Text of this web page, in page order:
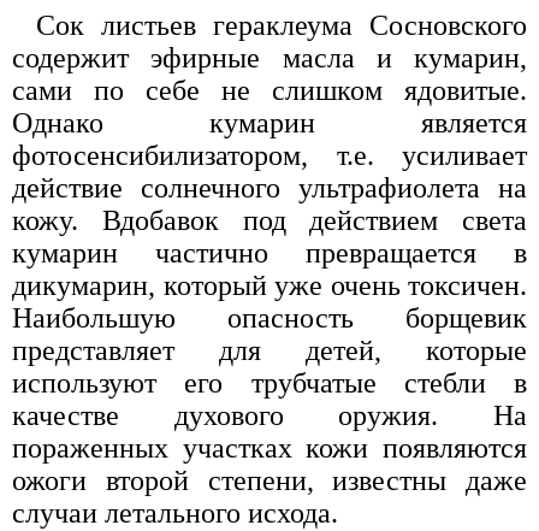
Сок листьев гераклеума Сосновского
содержит эфирные масла и кумарин,
сами по себе не слишком ядовитые.
Однако кумарин является
фотосенсибилизатором, т.е. усиливает
действие солнечного ультрафиолета на
кожу. Вдобавок под действием света
кумарин частично превращается в
дикумарин, который уже очень токсичен.
Наибольшую опасность борщевик
представляет для детей, которые
используют его трубчатые стебли в
качестве духового оружия. На
пораженных участках кожи появляются
ожоги второй степени, известны даже
случаи летального исхода.